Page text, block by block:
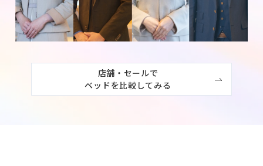
店舗・セールで
ベッドを比較してみる